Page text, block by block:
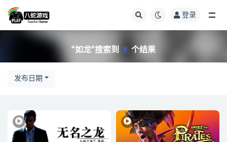
登录
“如龙”搜索到 9 个结果
发布日期